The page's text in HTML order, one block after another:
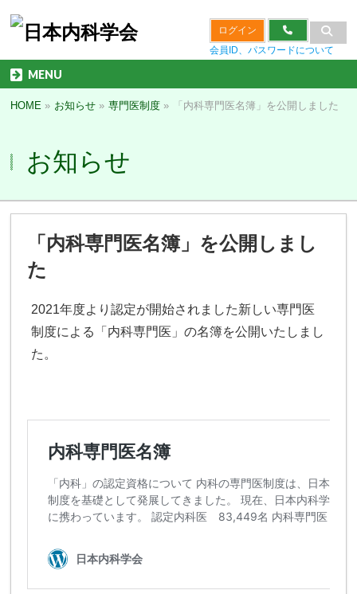
ログイン
会員ID、パスワードについて
MENU
HOME » お知らせ » 専門医制度 » 「内科専門医名簿」を公開しました
お知らせ
「内科専門医名簿」を公開しまし
た
2021年度より認定が開始されました新しい専門医
制度による「内科専門医」の名簿を公開いたしまし
た。